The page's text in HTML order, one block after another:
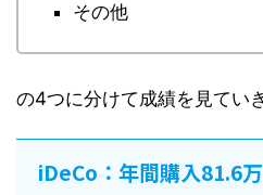
その他
の4つに分けて成績を見てい
iDeCo：年間購入81.6